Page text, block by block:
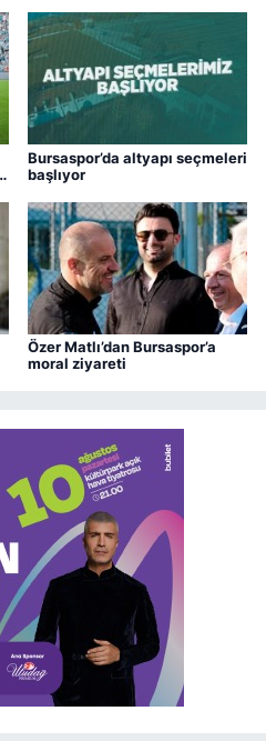
Bursaspor’da altyapı seçmeleri
başlıyor
Özer Matlı’dan Bursaspor’a
moral ziyareti